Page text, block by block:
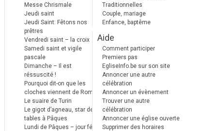
Messe Chrismale
Jeudi saint
Jeudi Saint: Fêtons nos
prêtres
Vendredi saint – la croix
Samedi saint et vigile
pascale
Dimanche – Il est
réssuscité !
Pourquoi dit-on que les
cloches viennent de Rome ?
Le suaire de Turin
Le gigot d’agneau, star des
tables à Pâques
Lundi de Pâques – jour férié
Traditionnelles
Couple, mariage
Enfance, baptême
Aide
Comment participer
Premiers pas
EgliseInfo.be sur son site
Annoncer une autre
célébration
Annoncer un évènement
Trouver une autre
célébration
Annoncer une église ouverte
Supprimer des horaires